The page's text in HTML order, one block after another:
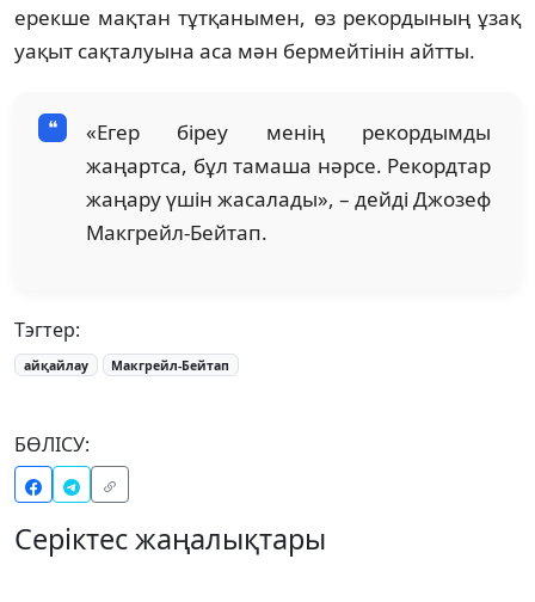
ерекше мақтан тұтқанымен, өз рекордының ұзақ
уақыт сақталуына аса мән бермейтінін айтты.
«Егер біреу менің рекордымды
жаңартса, бұл тамаша нәрсе. Рекордтар
жаңару үшін жасалады», – дейді Джозеф
Макгрейл-Бейтап.
Тэгтер:
айқайлау Макгрейл-Бейтап
БӨЛІСУ:
Серіктес жаңалықтары